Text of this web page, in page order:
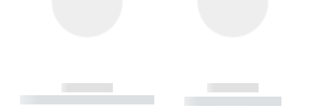
------------
----------- ----------- --------
------------
----------- -----------